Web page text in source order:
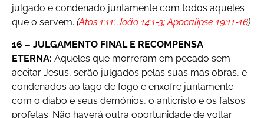
julgado e condenado juntamente com todos aqueles
que o servem. (Atos 1:11; João 14:1-3; Apocalipse 19:11-16)
16 – JULGAMENTO FINAL E RECOMPENSA
ETERNA: Aqueles que morreram em pecado sem
aceitar Jesus, serão julgados pelas suas más obras, e
condenados ao lago de fogo e enxofre juntamente
com o diabo e seus demónios, o anticristo e os falsos
profetas. Não haverá outra oportunidade de voltar